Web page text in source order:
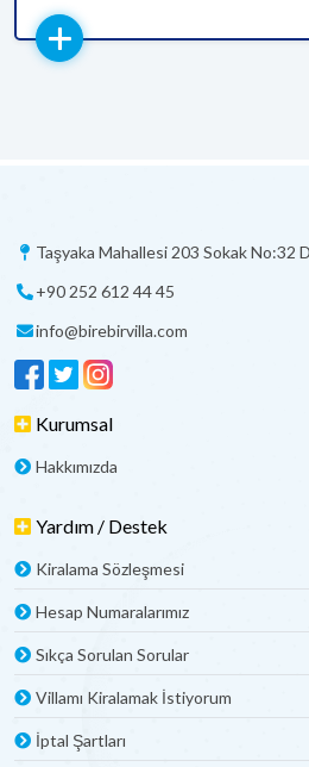
Taşyaka Mahallesi 203 Sokak No:32
+90 252 612 44 45
info@birebirvilla.com
Kurumsal
Hakkımızda
Yardım / Destek
Kiralama Sözleşmesi
Hesap Numaralarımız
Sıkça Sorulan Sorular
Villamı Kiralamak İstiyorum
İptal Şartları